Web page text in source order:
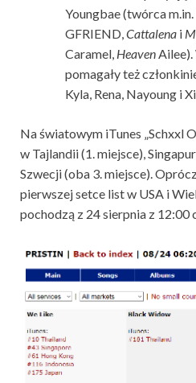
Youngbae (twórca m.in.
GFRIEND,Cattalena i
Caramel, Heaven
pomagały też
Kyla, Rena, Nayoung i
Na światowym iTunes „Schxxl
w Tajlandii (1. miejsce),
Szwecji (oba 3. miejsce).
pierwszej setce list w USA i
pochodzą z 24 sierpnia z 12:00